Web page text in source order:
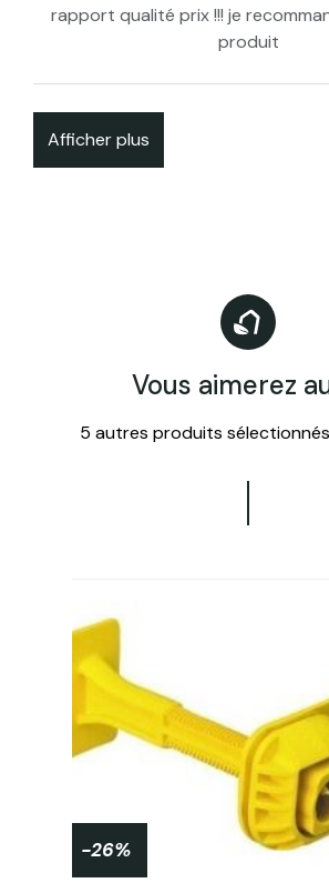
rapport qualité prix !!! je
produit
Afficher plus
Vous aimerez
5 autres produits
-26%